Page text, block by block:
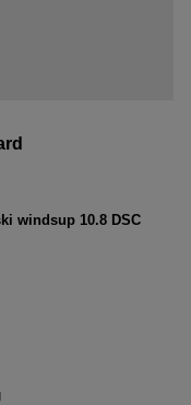
windsup 10.8 DSC